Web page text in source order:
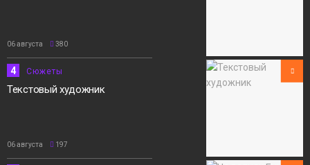
06 августа 380
4 Сюжеты
Текстовый художник
06 августа 197